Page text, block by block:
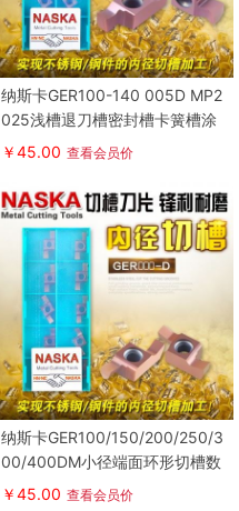
纳斯卡GER100-140 005D MP2
025浅槽退刀槽密封槽卡簧槽涂
层数控刀片
￥45.00 查看会员价
纳斯卡GER100/150/200/250/3
00/400DM小径端面环形切槽数
控刀片
￥45.00 查看会员价